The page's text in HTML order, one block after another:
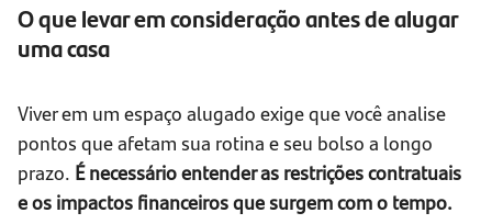
O que levar em consideração antes de alugar
uma casa
Viver em um espaço alugado exige que você analise
pontos que afetam sua rotina e seu bolso a longo
prazo. É necessário entender as restrições contratuais
e os impactos financeiros que surgem com o tempo.